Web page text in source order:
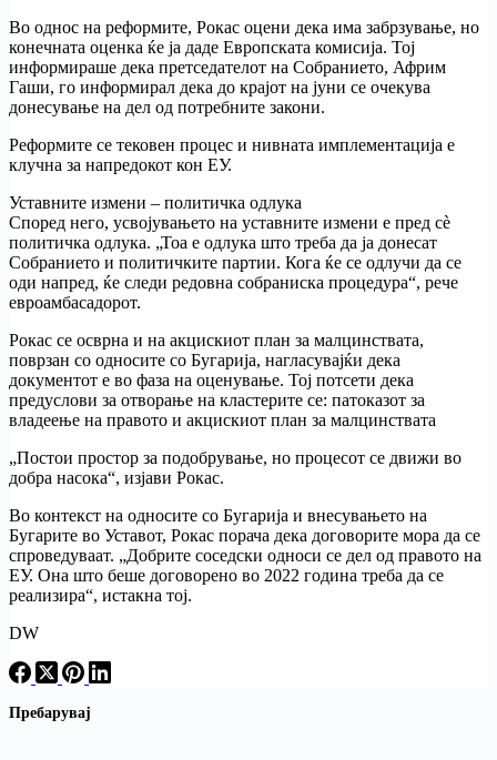
Во однос на реформите, Рокас оцени дека има забрзување, но
конечната оценка ќе ја даде Европската комисија. Тој
информираше дека претседателот на Собранието, Африм
Гаши, го информирал дека до крајот на јуни се очекува
донесување на дел од потребните закони.
Реформите се тековен процес и нивната имплементација е
клучна за напредокот кон ЕУ.
Уставните измени – политичка одлука
Според него, усвојувањето на уставните измени е пред сè
политичка одлука. „Тоа е одлука што треба да ја донесат
Собранието и политичките партии. Кога ќе се одлучи да се
оди напред, ќе следи редовна собраниска процедура“, рече
евроамбасадорот.
Рокас се осврна и на акцискиот план за малцинствата,
поврзан со односите со Бугарија, нагласувајќи дека
документот е во фаза на оценување. Тој потсети дека
предуслови за отворање на кластерите се: патоказот за
владеење на правото и акцискиот план за малцинствата
„Постои простор за подобрување, но процесот се движи во
добра насока“, изјави Рокас.
Во контекст на односите со Бугарија и внесувањето на
Бугарите во Уставот, Рокас порача дека договорите мора да се
спроведуваат. „Добрите соседски односи се дел од правото на
ЕУ. Она што беше договорено во 2022 година треба да се
реализира“, истакна тој.
DW
Пребарувај